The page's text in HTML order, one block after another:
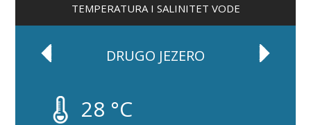
TEMPERATURA I SALINITET VODE
DRUGO JEZERO
28 °C